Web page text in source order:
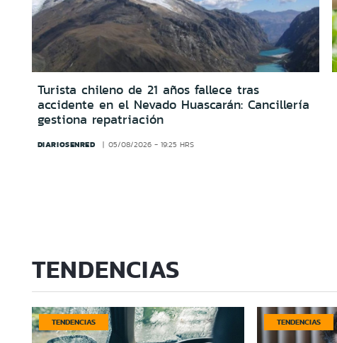
Turista chileno de 21 años fallece tras
accidente en el Nevado Huascarán: Cancillería
gestiona repatriación
DIARIOSENRED 05/08/2026 - 19:25 HRS
TENDENCIAS
TENDENCIAS TENDENCIAS